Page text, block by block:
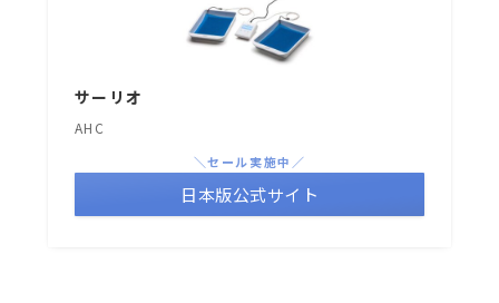
サーリオ
AHC
＼セール実施中／
日本版公式サイト